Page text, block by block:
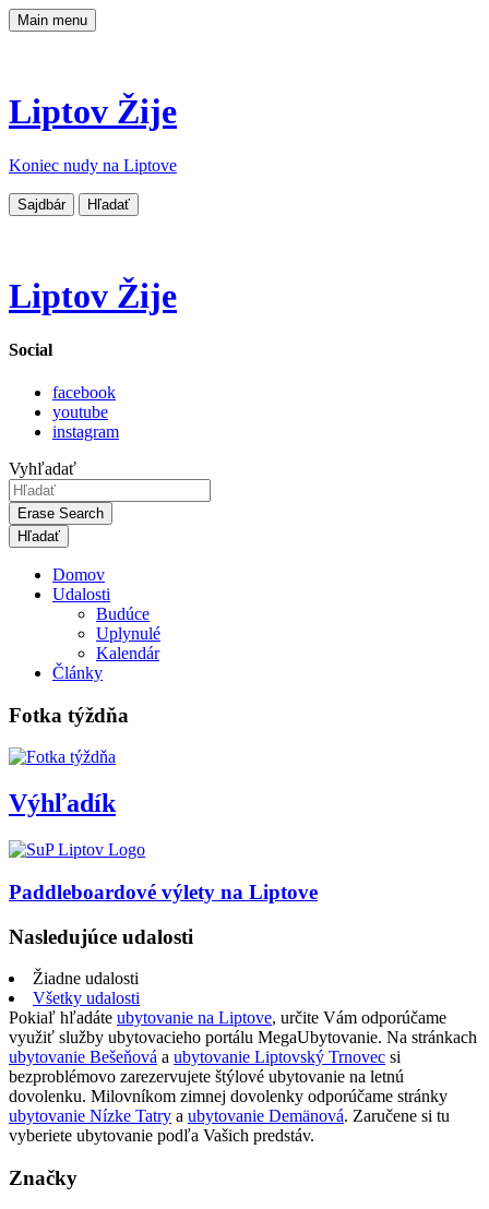
Main menu
Liptov Žije
Koniec nudy na Liptove
Sajdbár Hľadať
Liptov Žije
Social
facebook
youtube
instagram
Vyhľadať
Erase Search
Domov
Udalosti
Budúce
Uplynulé
Kalendár
Články
Fotka týždňa
Výhľadík
Paddleboardové výlety na Liptove
Nasledujúce udalosti
Žiadne udalosti
Všetky udalosti
Pokiaľ hľadáte ubytovanie na Liptove, určite Vám odporúčame
využiť služby ubytovacieho portálu MegaUbytovanie. Na stránkach
ubytovanie Bešeňová a ubytovanie Liptovský Trnovec si
bezproblémovo zarezervujete štýlové ubytovanie na letnú
dovolenku. Milovníkom zimnej dovolenky odporúčame stránky
ubytovanie Nízke Tatry a ubytovanie Demänová. Zaručene si tu
vyberiete ubytovanie podľa Vašich predstáv.
Značky